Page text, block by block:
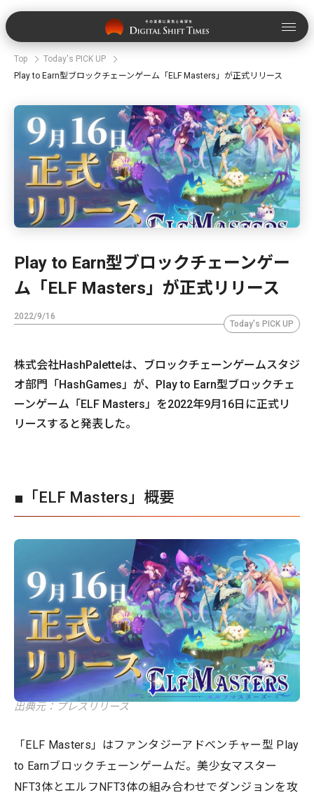
Top
Today's PICK UP
Play to Earn型ブロックチェーンゲーム「ELF Masters」が正式リリース
Play to Earn型ブロックチェーンゲー
ム「ELF Masters」が正式リリース
2022/9/16
Today's PICK UP
株式会社HashPaletteは、ブロックチェーンゲームスタジ
オ部門「HashGames」が、Play to Earn型ブロックチェ
ーンゲーム「ELF Masters」を2022年9月16日に正式リ
リースすると発表した。
■「ELF Masters」概要
出典元：プレスリリース
「ELF Masters」はファンタジーアドベンチャー型 Play
to Earnブロックチェーンゲームだ。美少女マスター
NFT3体とエルフNFT3体の組み合わせでダンジョンを攻